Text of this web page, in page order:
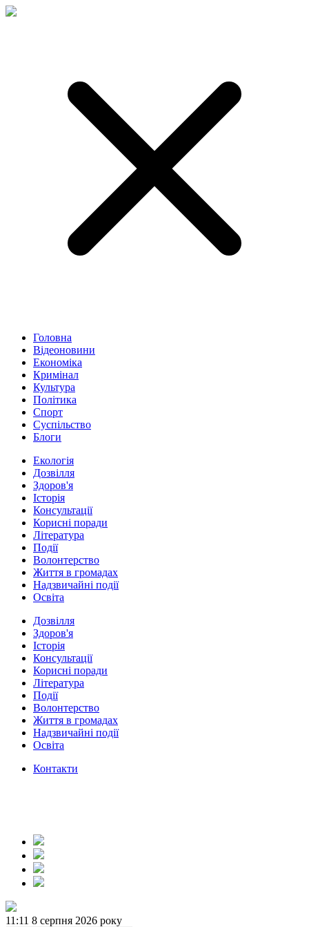
Головна
Відеоновини
Економіка
Кримінал
Культура
Політика
Спорт
Суспільство
Блоги
Екологія
Дозвілля
Здоров'я
Історія
Консультації
Корисні поради
Література
Події
Волонтерство
Життя в громадах
Надзвичайні події
Освіта
Дозвілля
Здоров'я
Історія
Консультації
Корисні поради
Література
Події
Волонтерство
Життя в громадах
Надзвичайні події
Освіта
Контакти
11:11 8 серпня 2026 року